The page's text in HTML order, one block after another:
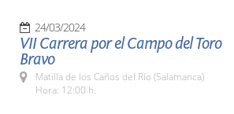
24/03/2024
VII Carrera por el Campo del Toro
Bravo
Matilla de los Caños del Río (Salamanca)
Hora: 12:00 h.